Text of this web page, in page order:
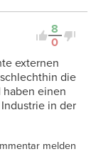
8
0
externen
die
haben einen
in der
melden